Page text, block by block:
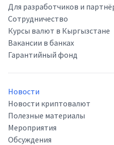
Для разработчиков и
Сотрудничество
Курсы валют в Кыргызстане
Вакансии в банках
Гарантийный фонд
Новости
Новости криптовалют
Полезные материалы
Мероприятия
Обсуждения